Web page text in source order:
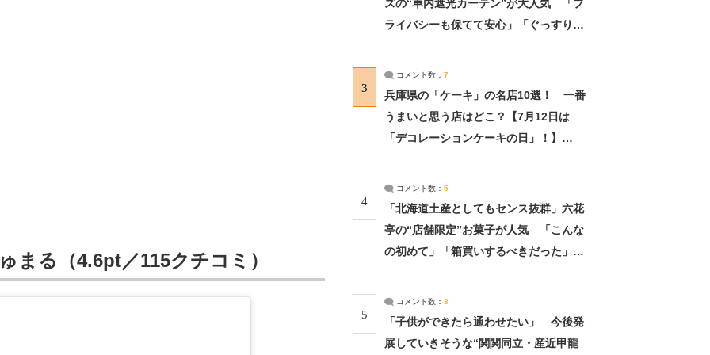
まる（4.6pt／115クチコミ）
ズの“車内遮光カーテン”が大人気 「プ
ライバシーも保てて安心」「ぐっすり眠
3
コメント数： 7
兵庫県の「ケーキ」の名店10選！ 一番
うまいと思う店はどこ？【7月12日は
「デコレーションケーキの日」！】
4
コメント数： 5
「北海道土産としてもセンス抜群」六花
亭の“店舗限定”お菓子が人気 「こんな
の初めて」「箱買いするべきだった」
5
コメント数： 3
「子供ができたら通わせたい」 今後発
展していきそうな“関関同立・産近甲龍